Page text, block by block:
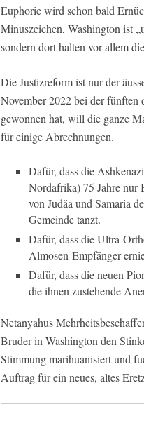
Euphorie wird schon bald
Minuszeichen, Washington ist
sondern dort halten vor allem
Die Justizreform ist nur der
November 2022 bei der fünften
gewonnen hat, will die ganze
für einige Abrechnungen.
Dafür, dass die
Nordafrika) 75 Jahre nur
von Judäa und Samaria
Gemeinde tanzt.
Dafür, dass die Ultra-
Almosen-Empfänger
Dafür, dass die neuen
die ihnen zustehende
Netanyahus
Bruder in Washington den
Stimmung marihuanisiert und
Auftrag für ein neues, altes